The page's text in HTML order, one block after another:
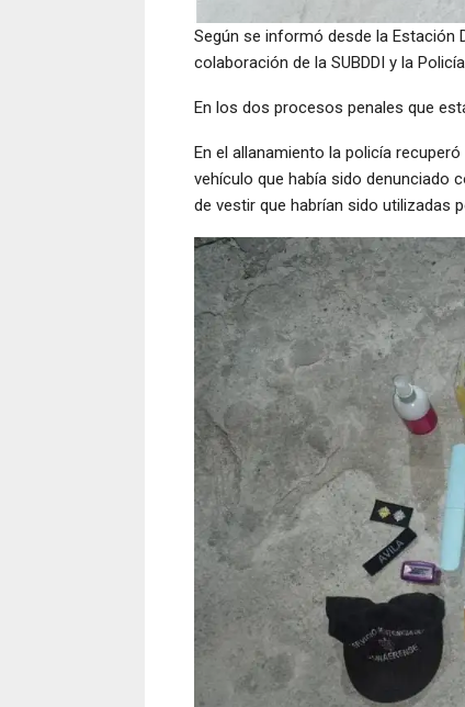
Según se informó desde la Estación
colaboración de la SUBDDI y la
En los dos procesos penales que
En el allanamiento la policía
vehículo que había sido denunciado
de vestir que habrían sido utilizadas